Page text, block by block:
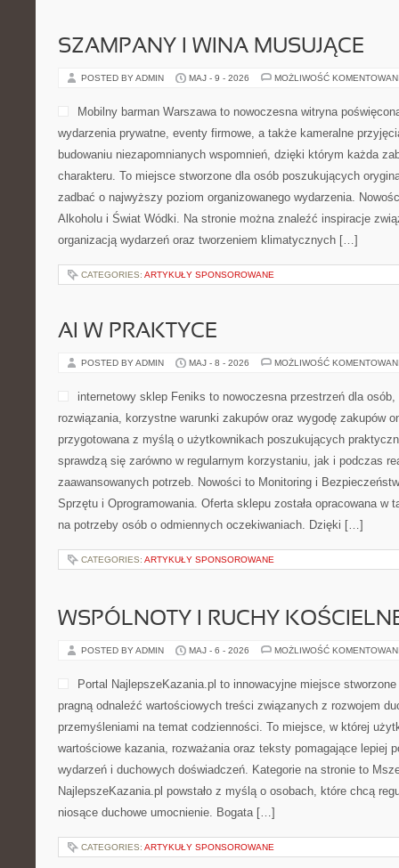
SZAMPANY I WINA MUSUJĄCE
POSTED BY ADMIN MAJ - 9 - 2026 MOŻLIWOŚĆ
Mobilny barman Warszawa to nowoczesna witryna
wydarzenia prywatne, eventy firmowe, a także kameralne
budowaniu niezapomnianych wspomnień, dzięki którym każda
charakteru. To miejsce stworzone dla osób poszukujących
zadbać o najwyższy poziom organizowanego wydarzenia.
Alkoholu i Świat Wódki. Na stronie można znaleźć inspiracje
organizacją wydarzeń oraz tworzeniem klimatycznych […]
CATEGORIES: ARTYKUŁY SPONSOROWANE
AI W PRAKTYCE
POSTED BY ADMIN MAJ - 8 - 2026 MOŻLIWOŚĆ
internetowy sklep Feniks to nowoczesna przestrzeń dla
rozwiązania, korzystne warunki zakupów oraz wygodę zakupów
przygotowana z myślą o użytkownikach poszukujących
sprawdzą się zarówno w regularnym korzystaniu, jak i podczas
zaawansowanych potrzeb. Nowości to Monitoring i
Sprzętu i Oprogramowania. Oferta sklepu została opracowana w
na potrzeby osób o odmiennych oczekiwaniach. Dzięki […]
CATEGORIES: ARTYKUŁY SPONSOROWANE
WSPÓLNOTY I RUCHY
POSTED BY ADMIN MAJ - 6 - 2026 MOŻLIWOŚĆ
Portal NajlepszeKazania.pl to innowacyjne miejsce
pragną odnaleźć wartościowych treści związanych z rozwojem
przemyśleniami na temat codzienności. To miejsce, w której
wartościowe kazania, rozważania oraz teksty pomagające lepiej
wydarzeń i duchowych doświadczeń. Kategorie na stronie to
NajlepszeKazania.pl powstało z myślą o osobach, które chcą
niosące duchowe umocnienie. Bogata […]
CATEGORIES: ARTYKUŁY SPONSOROWANE